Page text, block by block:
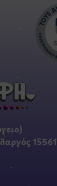
15561